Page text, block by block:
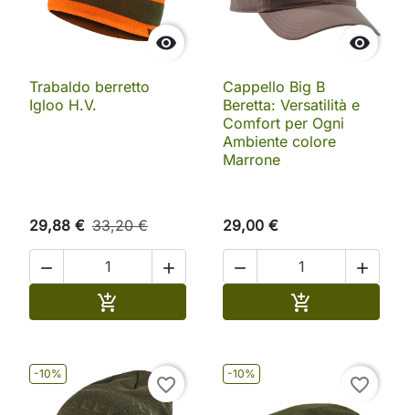

Trabaldo berretto
Igloo H.V.
29,88 € 33,20 €
 


Cappello Big B
Beretta: Versatilità e
Comfort per Ogni
Ambiente colore
Marrone
29,00 €
 

-10%
favorite_border
-10%
favorite_border